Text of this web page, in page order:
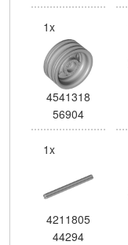
1x
4541318
56904
1x
4211805
44294